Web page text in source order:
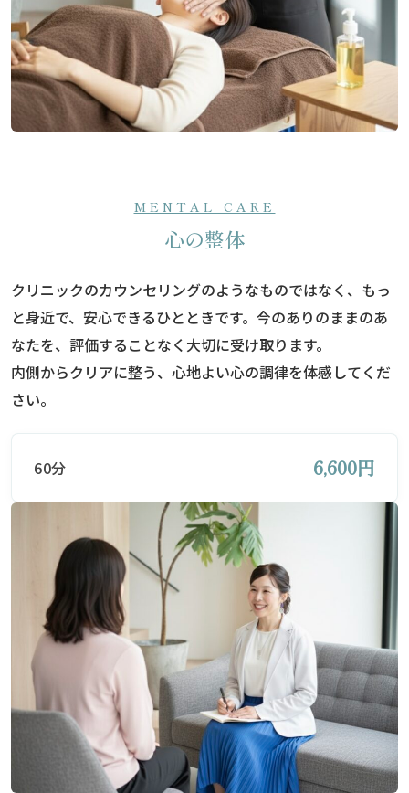
MENTAL CARE
心の整体
クリニックのカウンセリングのようなものではなく、もっ
と身近で、安心できるひとときです。今のありのままのあ
なたを、評価することなく大切に受け取ります。
内側からクリアに整う、心地よい心の調律を体感してくだ
さい。
60分 6,600円